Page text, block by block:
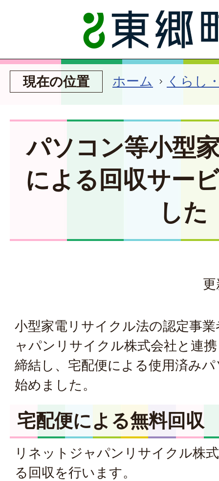
現在の位置 ホーム くらし
パソコン等小型
による回収サー
した
小型家電リサイクル法の認定事
ャパンリサイクル株式会社と連
締結し、宅配便による使用済み
始めました。
宅配便による無料回収
リネットジャパンリサイクル株
る回収を行います。